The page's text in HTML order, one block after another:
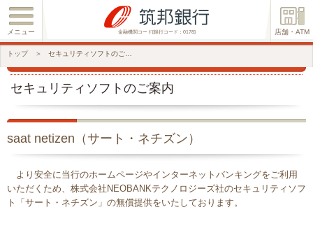
金融機関コード[銀行コード：0178]
メニュー 店舗・ATM
トップ ＞
セキュリティソフトのご案内
saat netizen（サート・ネチズン）
より安全に当行のホームページやインターネットバンキングをご利用
いただくため、株式会社NEOBANKテクノロジーズ社のセキュリティソフ
ト「サート・ネチズン」の無償提供をいたしております。